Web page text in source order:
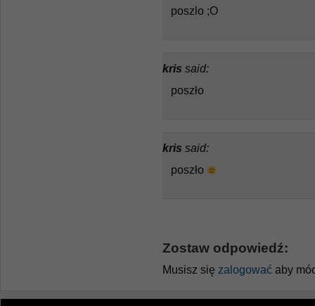
poszlo ;O
kris said:
poszło
kris said:
poszło
Zostaw odpowiedź:
Musisz się zalogować aby